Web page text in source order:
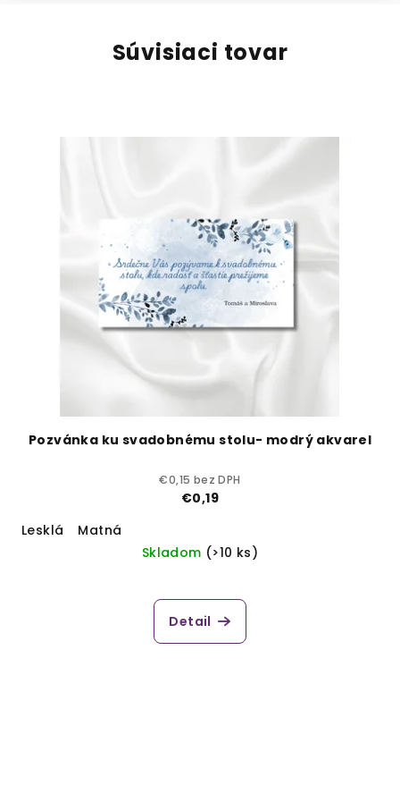
Súvisiaci tovar
Pozvánka ku svadobnému stolu- modrý akvarel
€0,15 bez DPH
€0,19
Lesklá
Matná
Skladom (>10 ks)
Detail